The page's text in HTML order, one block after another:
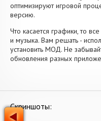
оптимизируют игровой
версию.
Что касается графики, то
и музыка. Вам решать -
установить МОД. Не
обновления разных
Скриншоты: